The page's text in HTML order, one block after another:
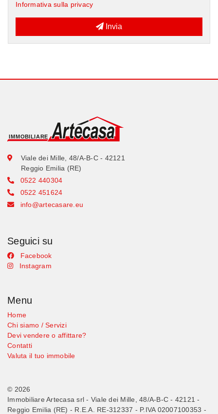
Informativa sulla privacy
Invia
Viale dei Mille, 48/A-B-C - 42121
Reggio Emilia (RE)
0522 440304
0522 451624
info@artecasare.eu
Seguici su
Facebook
Instagram
Menu
Home
Chi siamo / Servizi
Devi vendere o affittare?
Contatti
Valuta il tuo immobile
© 2026
Immobiliare Artecasa srl - Viale dei Mille, 48/A-B-C - 42121 -
Reggio Emilia (RE) - R.E.A. RE-312337 - P.IVA 02007100353 -